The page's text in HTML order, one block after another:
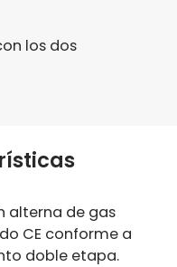
los dos
alterna de gas
CE conforme a
doble etapa.